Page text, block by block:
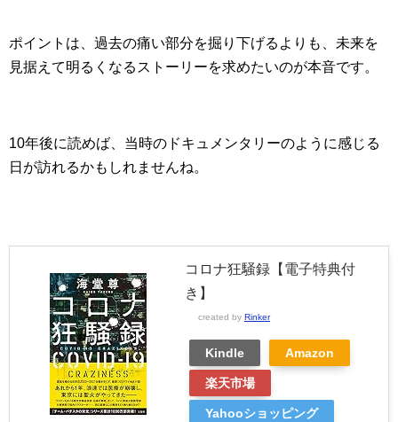
ポイントは、過去の痛い部分を掘り下げるよりも、未来を
見据えて明るくなるストーリーを求めたいのが本音です。
10年後に読めば、当時のドキュメンタリーのように感じる
日が訪れるかもしれませんね。
コロナ狂騒録【電子特典付
き】
created by Rinker
Kindle Amazon
楽天市場
Yahooショッピング